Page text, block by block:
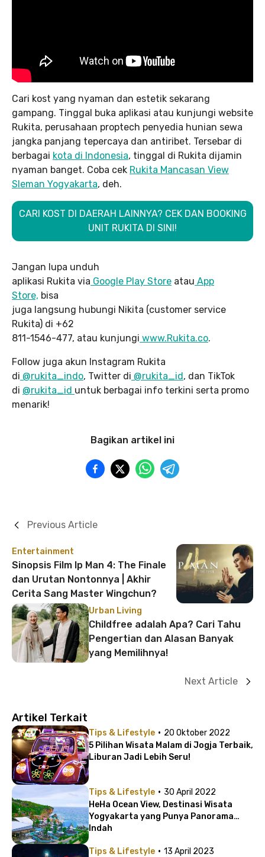
Cari kost yang nyaman dan estetik sekarang
gampang. Tinggal buka aplikasi atau kunjungi website
Rukita, perusahaan proptech penyedia hunian sewa
jangka panjang tepercaya dan antiribet. Tersebar di
berbagai kota di Indonesia, tinggal di Rukita dijamin
nyaman banget. Coba cek Rukita Mancasan View
Sleman Yogyakarta, deh.
CARI KOST DI DAERAH LAINNYA? CEK DAN BOOKING
UNIT RUKITA DI SINI!
Jangan lupa unduh
aplikasi Rukita via Google Play Store atau App
Store, bisa
juga langsung hubungi Nikita (customer service
Rukita) di +62
811-1546-477, atau kunjungi www.Rukita.co.
Follow juga akun Instagram Rukita
di @rukita_indo, Twitter di @rukita_id, dan TikTok
di @rukita_id untuk berbagai info terkini serta promo
menarik!
Bagikan artikel ini
Entertainment
Sinopsis Film Ip Man 4: The Finale
dan Urutan Nontonnya | Akhir
Cerita Sang Master Wingchun?
Previous Article
Urban Living
Childfree adalah Apa? Cari Tahu
Pengertian dan Alasan Banyak
yang Memilihnya!
Next Article
Artikel Terkait
Tips & Lifestyle · 20 Oktober 2022
5 Pilihan Wisata Malam di Jogja Terbaik,
Liburan Jadi Lebih Seru!
Tips & Lifestyle · 30 April 2022
HeHa Ocean View, Destinasi Wisata
Yogyakarta yang Punya Panorama
Indah
Tips & Lifestyle · 13 April 2023